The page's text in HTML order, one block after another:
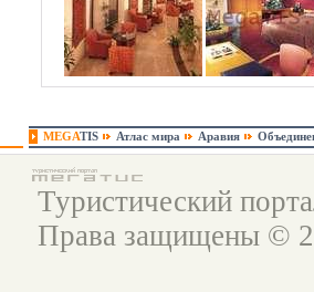
MEGATIS Атлас мира Аравия
Туристический
Права защищены ©